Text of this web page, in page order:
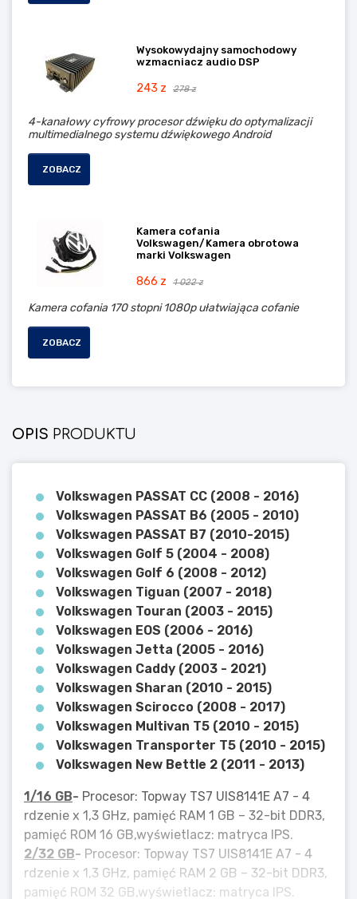
Wysokowydajny samochodowy
wzmacniacz audio DSP
243 z 278 z
4-kanałowy cyfrowy procesor dźwięku do optymalizacji
multimedialnego systemu dźwiękowego Android
ZOBACZ
Kamera cofania
Volkswagen/Kamera obrotowa
marki Volkswagen
866 z 1 022 z
Kamera cofania 170 stopni 1080p ułatwiająca cofanie
ZOBACZ
OPIS PRODUKTU
Volkswagen PASSAT CC (2008 - 2016)
Volkswagen PASSAT B6 (2005 - 2010)
Volkswagen PASSAT B7 (2010-2015)
Volkswagen Golf 5 (2004 - 2008)
Volkswagen Golf 6 (2008 - 2012)
Volkswagen Tiguan (2007 - 2018)
Volkswagen Touran (2003 - 2015)
Volkswagen EOS (2006 - 2016)
Volkswagen Jetta (2005 - 2016)
Volkswagen Caddy (2003 - 2021)
Volkswagen Sharan (2010 - 2015)
Volkswagen Scirocco (2008 - 2017)
Volkswagen Multivan T5 (2010 - 2015)
Volkswagen Transporter T5 (2010 - 2015)
Volkswagen New Bettle 2 (2011 - 2013)
1/16 GB- Procesor: Topway TS7 UIS8141E A7 - 4
rdzenie x 1,3 GHz, pamięć RAM 1 GB – 32-bit DDR3,
pamięć ROM 16 GB,wyświetlacz: matryca IPS.
2/32 GB- Procesor: Topway TS7 UIS8141E A7 - 4
rdzenie x 1,3 GHz, pamięć RAM 2 GB – 32-bit DDR3,
pamięć ROM 32 GB,wyświetlacz: matryca IPS.